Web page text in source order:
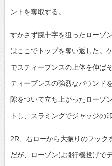
ントを奪取する。
すかさず腕十字を狙ったローゾ
はここでトップを奪い返した。
でスティーブンスの上体を伸ば
ティーブンスの強烈なパウンド
隙をついて立ち上がったローゾ
トし、スラミングでジャッジの
2R、右ローから大振りのフック
だが、ローゾンは飛行機投げで